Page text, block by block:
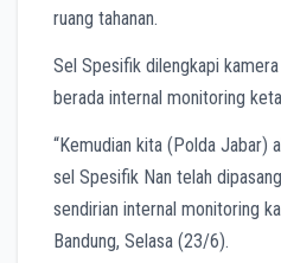
ruang tahanan.
Sel Spesifik dilengkapi
berada internal monitoring
“Kemudian kita (Polda Jabar)
sel Spesifik Nan telah
sendirian internal monitoring
Bandung, Selasa (23/6).